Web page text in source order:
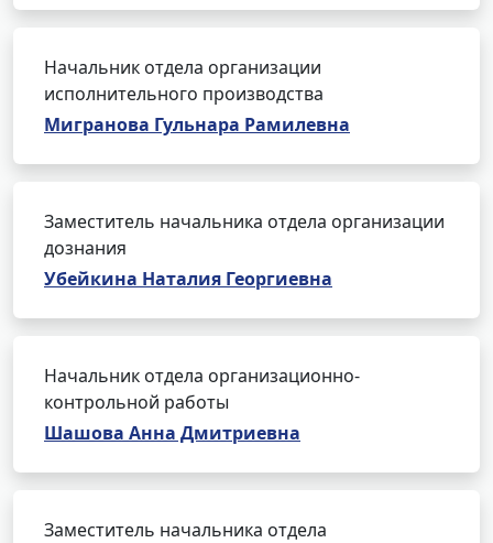
Начальник отдела организации
исполнительного производства
Мигранова Гульнара Рамилевна
Заместитель начальника отдела организации
дознания
Убейкина Наталия Георгиевна
Начальник отдела организационно-
контрольной работы
Шашова Анна Дмитриевна
Заместитель начальника отдела